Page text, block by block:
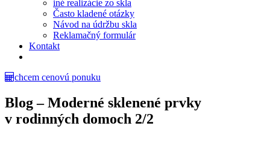
iné realizácie zo skla
Často kladené otázky
Návod na údržbu skla
Reklamačný formulár
Kontakt
chcem cenovú ponuku
Blog – Moderné sklenené prvky
v rodinných domoch 2/2